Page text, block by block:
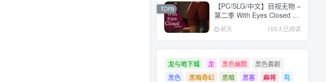
【PC/SLG/中文】目视无物 –
第二季 With Eyes Closed –
Season 2 Build.24311960
STEAM官方中文版
前天 155人已阅读
TOP9
龙与地下城 龙 黑色幽默
黑色喜剧
黑色
黑暗奇幻 黑暗 黑客 麻将
鸟